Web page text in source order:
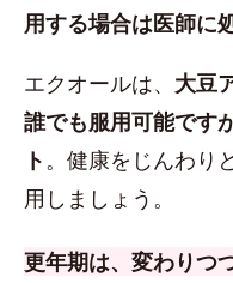
用する場合は医師に
エクオールは、 大豆
誰でも服用可能です
ト 。 健康をじんわり
用しましょう。
更年期は、変わりつ